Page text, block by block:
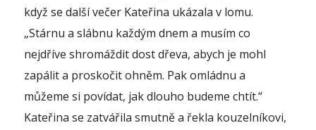
když se další večer Kateřina ukázala v lomu.
„Stárnu a slábnu každým dnem a musím co
nejdříve shromáždit dost dřeva, abych je mohl
zapálit a proskočit ohněm. Pak omládnu a
můžeme si povídat, jak dlouho budeme chtít.“
Kateřina se zatvářila smutně a řekla kouzelníkovi,